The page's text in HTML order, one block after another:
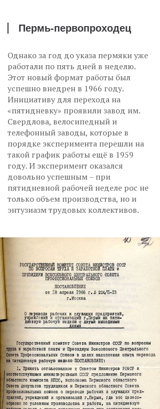
Пермь-первопроходец
Однако за год до указа пермяки уже
работали по пять дней в неделю.
Этот новый формат работы был
успешно внедрен в 1966 году.
Инициативу для перехода на
«пятидневку» проявили завод им.
Свердлова, велосипедный и
телефонный заводы, которые в
порядке эксперимента перешли на
такой график работы ещё в 1959
году. И эксперимент оказался
довольно успешным – при
пятидневной рабочей неделе рос не
только объем производства, но и
энтузиазм трудовых коллективов.